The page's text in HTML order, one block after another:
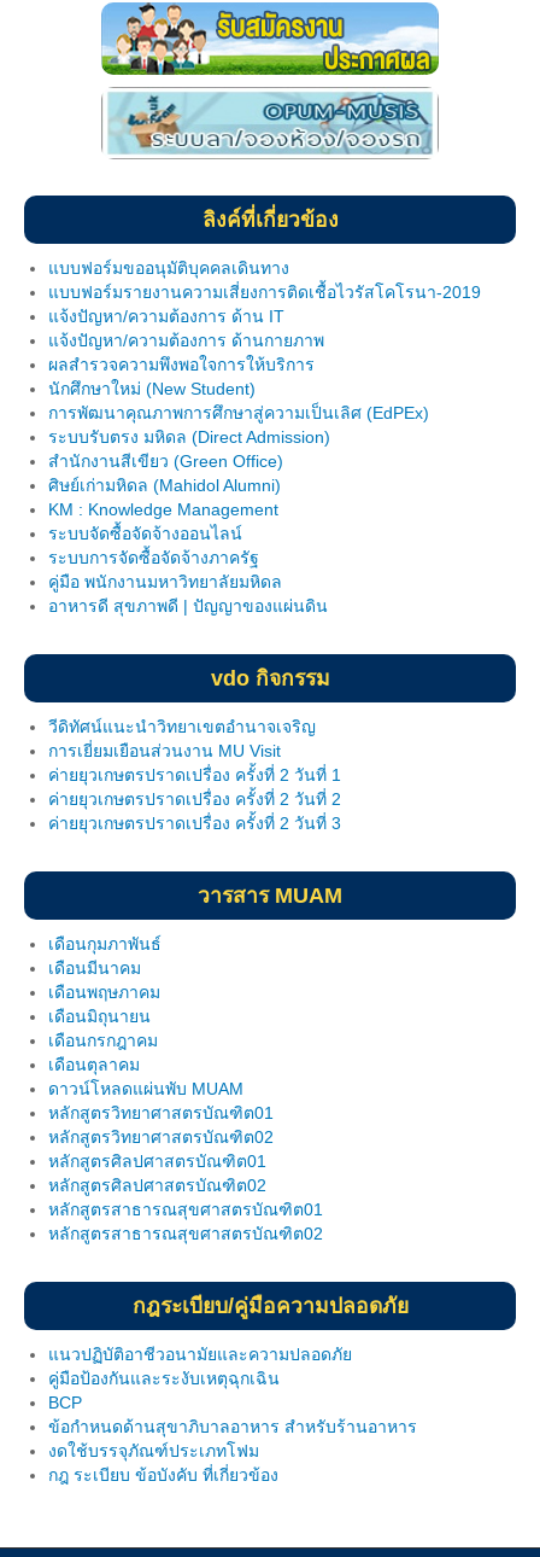
หน่วยบริการสนับสนุนสำหรับนักศึกษาพิการ
กิจการนักศึกษา
หอพักภายใน โครงการจัดตั้งฯ
หอพักภายนอก โครงการจัดตั้งฯ
Website และ เบอร์โทรที่ควรทราบ
ทุนการศึกษา
ข่าวสาร/กิจกรรมนักศึกษา
แบบฟอร์ม
บริการด้านสุขภาพ
วินัยนักศึกษา
สโมสรนักศึกษา
การให้คำปรึกษา
นักศึกษาวิชาทหาร
บริการอื่นๆ
ภาพกิจกรรม
วิจัยฯ
ศูนย์เครือข่าย (อพ.สธ.- มหิดล)
คู่มืองานวิจัย
เอกสารอบรม
ฐานข้อมูลงานวิจัย
ผลงานวิจัยตีพิมพ์
ผลงานโครงการวิจัย
ผลงานวิจัยนำเสนอ
ประกาศ
link
แบบฟอร์ม MTA
วิทยทรัพยากร
คู่มือความปลอดภัยในห้องปฏิบัติการ
ลิงค์ที่เกี่ยวข้อง
แบบฟอร์มขออนุมัติบุคคลเดินทาง
แบบฟอร์มรายงานความเสี่ยงการติดเชื้อไวรัสโคโรนา-2019
แจ้งปัญหา/ความต้องการ ด้าน IT
แจ้งปัญหา/ความต้องการ ด้านกายภาพ
ผลสำรวจความพึงพอใจการให้บริการ
นักศึกษาใหม่ (New Student)
การพัฒนาคุณภาพการศึกษาสู่ความเป็นเลิศ (EdPEx)
ระบบรับตรง มหิดล (Direct Admission)
สำนักงานสีเขียว (Green Office)
ศิษย์เก่ามหิดล (Mahidol Alumni)
KM : Knowledge Management
ระบบจัดซื้อจัดจ้างออนไลน์
ระบบการจัดซื้อจัดจ้างภาครัฐ
คู่มือ พนักงานมหาวิทยาลัยมหิดล
อาหารดี สุขภาพดี | ปัญญาของแผ่นดิน
vdo กิจกรรม
วีดิทัศน์แนะนำวิทยาเขตอำนาจเจริญ
การเยี่ยมเยือนส่วนงาน MU Visit
ค่ายยุวเกษตรปราดเปรื่อง ครั้งที่ 2 วันที่ 1
ค่ายยุวเกษตรปราดเปรื่อง ครั้งที่ 2 วันที่ 2
ค่ายยุวเกษตรปราดเปรื่อง ครั้งที่ 2 วันที่ 3
วารสาร MUAM
เดือนกุมภาพันธ์
เดือนมีนาคม
เดือนพฤษภาคม
เดือนมิถุนายน
เดือนกรกฎาคม
เดือนตุลาคม
ดาวน์โหลดแผ่นพับ MUAM
หลักสูตรวิทยาศาสตรบัณฑิต01
หลักสูตรวิทยาศาสตรบัณฑิต02
หลักสูตรศิลปศาสตรบัณฑิต01
หลักสูตรศิลปศาสตรบัณฑิต02
หลักสูตรสาธารณสุขศาสตรบัณฑิต01
หลักสูตรสาธารณสุขศาสตรบัณฑิต02
กฎระเบียบ/คู่มือความปลอดภัย
แนวปฏิบัติอาชีวอนามัยและความปลอดภัย
คู่มือป้องกันและระงับเหตุฉุกเฉิน
BCP
ข้อกำหนดด้านสุขาภิบาลอาหาร สำหรับร้านอาหาร
งดใช้บรรจุภัณฑ์ประเภทโฟม
กฎ ระเบียบ ข้อบังคับ ที่เกี่ยวข้อง